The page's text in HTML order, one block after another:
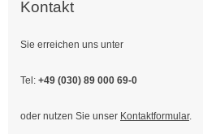
Kontakt
Sie erreichen uns unter
Tel: +49 (030) 89 000 69-0
oder nutzen Sie unser Kontaktformular.